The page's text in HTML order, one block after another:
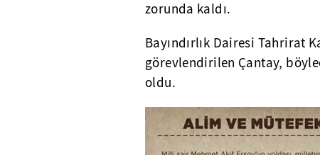
zorunda kaldı.
Bayındırlık Dairesi Tahrirat
görevlendirilen Çantay,
oldu.